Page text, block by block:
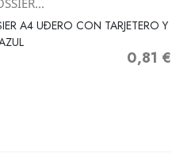
A4 UÐERO CON TARJETERO Y
Precio
0,81 €